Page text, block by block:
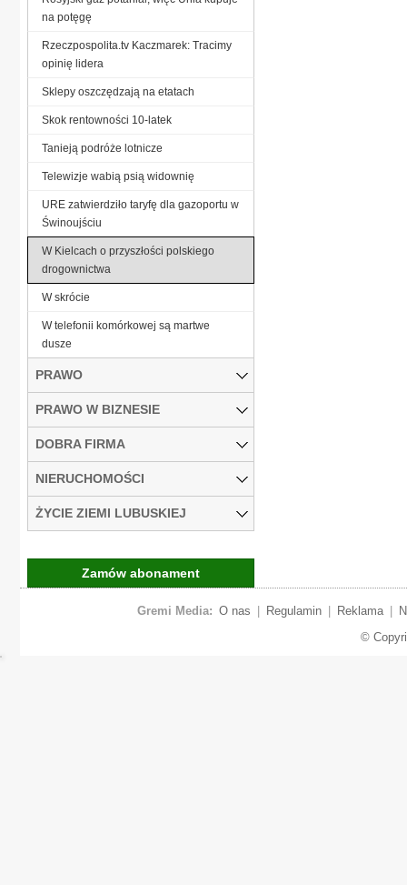
na potęgę
Rzeczpospolita.tv Kaczmarek: Tracimy
opinię lidera
Sklepy oszczędzają na etatach
Skok rentowności 10-latek
Tanieją podróże lotnicze
Telewizje wabią psią widownię
URE zatwierdziło taryfę dla gazoportu w
Świnoujściu
W Kielcach o przyszłości polskiego
drogownictwa
W skrócie
W telefonii komórkowej są martwe
dusze
PRAWO
PRAWO W BIZNESIE
DOBRA FIRMA
NIERUCHOMOŚCI
ŻYCIE ZIEMI LUBUSKIEJ
Zamów abonament
Gremi Media: O nas Regulamin Reklama
©